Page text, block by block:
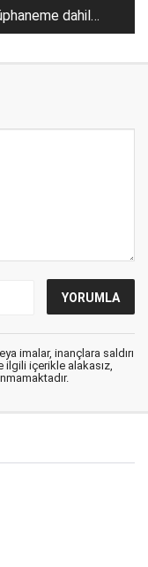
dahil
eserler
imalar, inançlara saldırı
ilgili içerikle alakasız,